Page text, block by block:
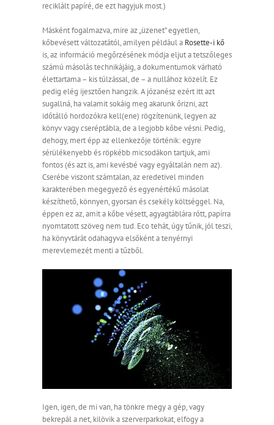
reciklált papíré, de ezt hagyjuk most.)
Másként fogalmazva, mire az „üzenet” egyetlen,
kőbevésett változatától, amilyen például a Rosette-i kő
is, az információ megőrzésének módja eljut a tetszőleges
számú másolás technikájáig, a dokumentumok várható
élettartama – kis túlzással, de – a nullához közelít. Ez
pedig elég ijesztően hangzik. A józanész ezért itt azt
sugallná, ha valamit sokáig meg akarunk őrizni, azt
időtálló hordozókra kell(ene) rögzítenünk, legyen az
könyv vagy cseréptábla, de a legjobb kőbe vésni. Pedig,
dehogy, mert épp az ellenkezője történik: egyre
sérülékenyebb és röpkébb micsodákon tartjuk, ami
fontos (és azt is, ami kevésbé vagy egyáltalán nem az).
Cserébe viszont számtalan, az eredetivel minden
karakterében megegyező és egyenértékű másolat
készíthető, könnyen, gyorsan és csekély költséggel. Na,
éppen ez az, amit a kőbe vésett, agyagtáblára rótt, papírra
nyomtatott szöveg nem tud. Eco tehát, úgy tűnik, jól teszi,
ha könyvtárát odahagyva elsőként a tenyérnyi
merevlemezét menti a tűzből.
Igen, igen, de mi van, ha tönkre megy a gép, vagy
bekrepál a net, kilövik a szerverparkokat, elfogy a